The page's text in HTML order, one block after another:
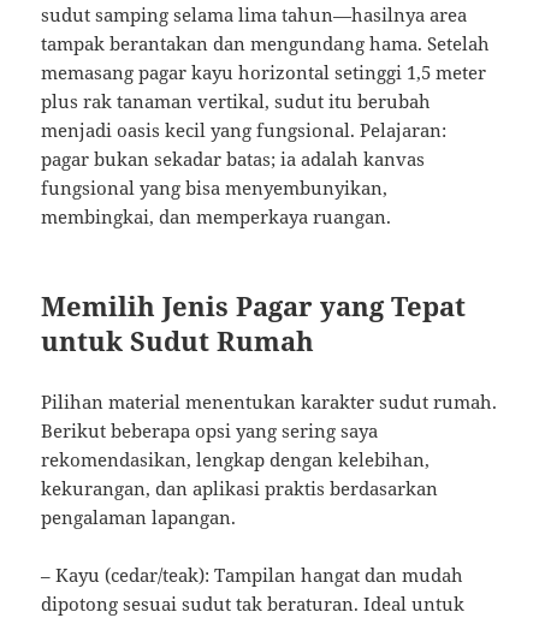
sudut samping selama lima tahun—hasilnya area
tampak berantakan dan mengundang hama. Setelah
memasang pagar kayu horizontal setinggi 1,5 meter
plus rak tanaman vertikal, sudut itu berubah
menjadi oasis kecil yang fungsional. Pelajaran:
pagar bukan sekadar batas; ia adalah kanvas
fungsional yang bisa menyembunyikan,
membingkai, dan memperkaya ruangan.
Memilih Jenis Pagar yang Tepat
untuk Sudut Rumah
Pilihan material menentukan karakter sudut rumah.
Berikut beberapa opsi yang sering saya
rekomendasikan, lengkap dengan kelebihan,
kekurangan, dan aplikasi praktis berdasarkan
pengalaman lapangan.
– Kayu (cedar/teak): Tampilan hangat dan mudah
dipotong sesuai sudut tak beraturan. Ideal untuk